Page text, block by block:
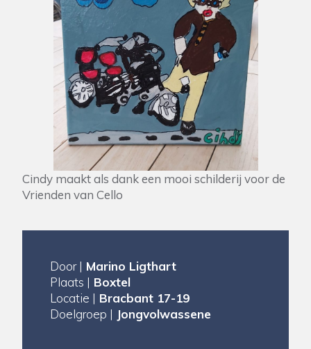
Cindy maakt als dank een mooi schilderij voor de
Vrienden van Cello
Door | Marino Ligthart
Plaats | Boxtel
Locatie | Bracbant 17-19
Doelgroep | Jongvolwassene